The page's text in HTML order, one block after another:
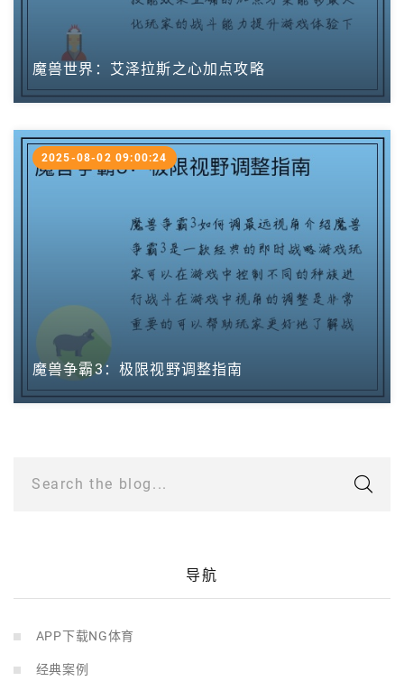
魔兽世界：艾泽拉斯之心加点攻略
魔兽争霸3：极限视野调整指南
2025-08-02 09:00:24
Search the blog...
导航
APP下载NG体育
经典案例